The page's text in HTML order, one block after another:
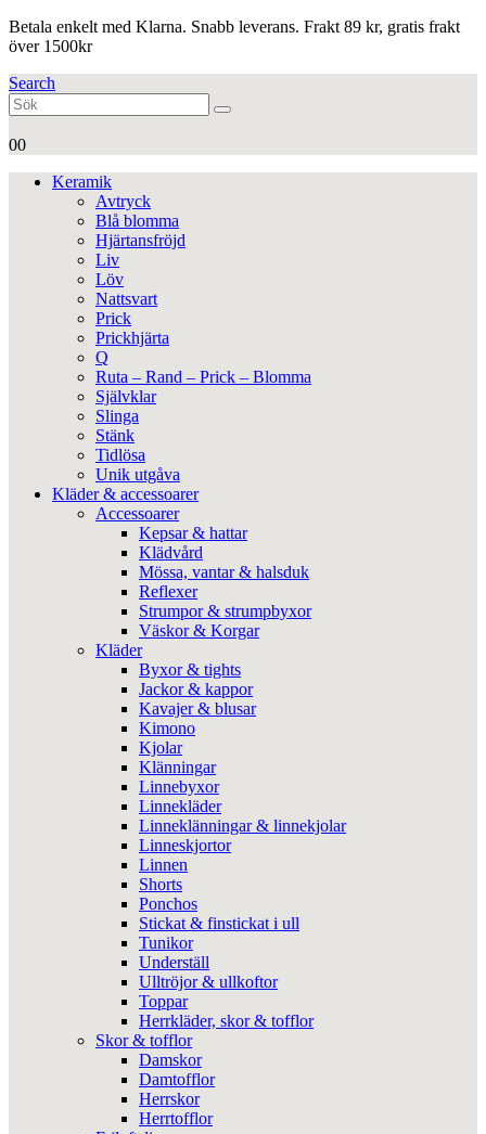
Betala enkelt med Klarna. Snabb leverans. Frakt 89 kr, gratis frakt
över 1500kr
Search
00
Keramik
Avtryck
Blå blomma
Hjärtansfröjd
Liv
Löv
Nattsvart
Prick
Prickhjärta
Q
Ruta – Rand – Prick – Blomma
Självklar
Slinga
Stänk
Tidlösa
Unik utgåva
Kläder & accessoarer
Accessoarer
Kepsar & hattar
Klädvård
Mössa, vantar & halsduk
Reflexer
Strumpor & strumpbyxor
Väskor & Korgar
Kläder
Byxor & tights
Jackor & kappor
Kavajer & blusar
Kimono
Kjolar
Klänningar
Linnebyxor
Linnekläder
Linneklänningar & linnekjolar
Linneskjortor
Linnen
Shorts
Ponchos
Stickat & finstickat i ull
Tunikor
Underställ
Ulltröjor & ullkoftor
Toppar
Herrkläder, skor & tofflor
Skor & tofflor
Damskor
Damtofflor
Herrskor
Herrtofflor